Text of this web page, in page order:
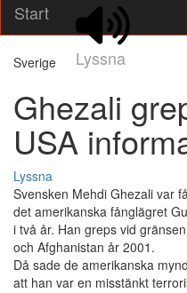
Start
Lyssna
Sverige
Ghezali
USA
Lyssna
Svensken Mehdi Ghezali var
det amerikanska fånglägret
i två år. Han greps vid
och Afghanistan år 2001.
Då sade de amerikanska
att han var en misstänkt